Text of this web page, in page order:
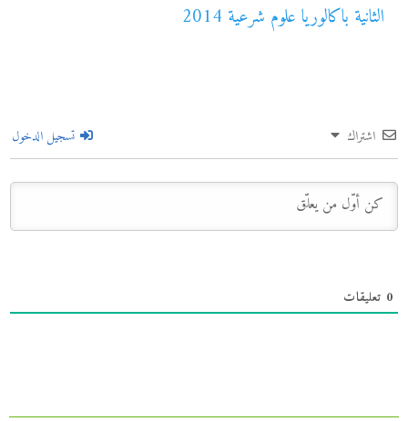
الثانية باكالوريا علوم شرعية 2014
اشتراك تسجيل الدخول
0 تعليقات